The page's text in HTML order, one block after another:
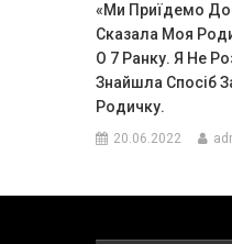
«Ми Приїдемо
Сказала Моя
О 7 Ранку. Я Не
Знайшла Спосіб
Родичку.
20.06.2022